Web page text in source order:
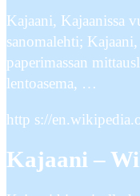
Kajaani, Kajaanissa
sanomalehti;
paperimassan
lentoasema, …
http s://
Kajaani –